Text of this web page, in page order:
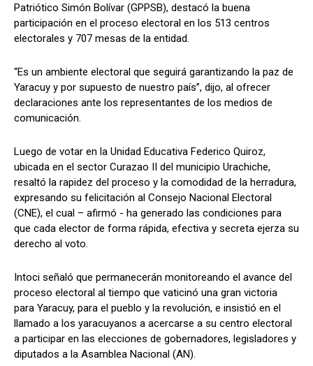
Patriótico Simón Bolívar (GPPSB), destacó la buena
participación en el proceso electoral en los 513 centros
electorales y 707 mesas de la entidad.
“Es un ambiente electoral que seguirá garantizando la paz de
Yaracuy y por supuesto de nuestro país”, dijo, al ofrecer
declaraciones ante los representantes de los medios de
comunicación.
Luego de votar en la Unidad Educativa Federico Quiroz,
ubicada en el sector Curazao II del municipio Urachiche,
resaltó la rapidez del proceso y la comodidad de la herradura,
expresando su felicitación al Consejo Nacional Electoral
(CNE), el cual – afirmó - ha generado las condiciones para
que cada elector de forma rápida, efectiva y secreta ejerza su
derecho al voto.
Intoci señaló que permanecerán monitoreando el avance del
proceso electoral al tiempo que vaticinó una gran victoria
para Yaracuy, para el pueblo y la revolución, e insistió en el
llamado a los yaracuyanos a acercarse a su centro electoral
a participar en las elecciones de gobernadores, legisladores y
diputados a la Asamblea Nacional (AN).